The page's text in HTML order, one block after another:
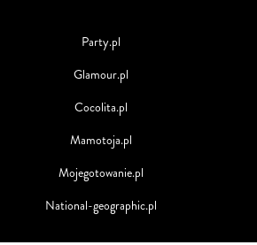
Party.pl
Glamour.pl
Cocolita.pl
Mamotoja.pl
Mojegotowanie.pl
National-geographic.pl